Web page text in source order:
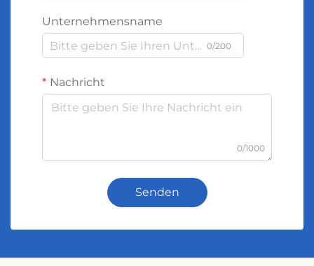
Unternehmensname
0/200
Nachricht
0/1000
Senden